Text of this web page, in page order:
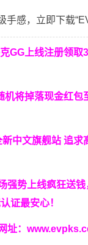
手感，立即下载
GG上线注册领取
机将掉落现金红包
新中文旗舰站 追求
强势上线疯狂送
证最安心！
址：